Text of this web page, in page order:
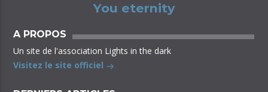
You eternity
A PROPOS
Un site de l'association Lights in the dark
Visitez le site officiel